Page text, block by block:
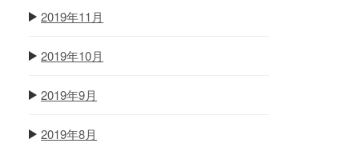
2019年11月
2019年10月
2019年9月
2019年8月